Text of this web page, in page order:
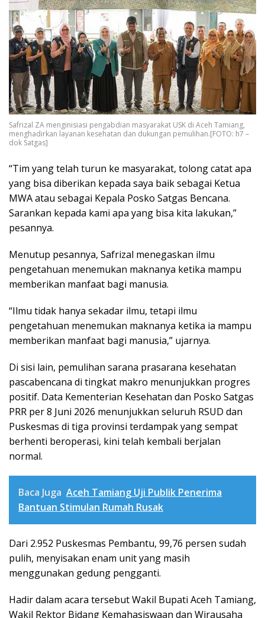
Safrizal ZA menginisiasi pengabdian masyarakat USK di Aceh Tamiang,
menghadirkan layanan kesehatan dan dukungan pemulihan.[FOTO: h7 –
dok Satgas]
“Tim yang telah turun ke masyarakat, tolong catat apa
yang bisa diberikan kepada saya baik sebagai Ketua
MWA atau sebagai Kepala Posko Satgas Bencana.
Sarankan kepada kami apa yang bisa kita lakukan,”
pesannya.
Menutup pesannya, Safrizal menegaskan ilmu
pengetahuan menemukan maknanya ketika mampu
memberikan manfaat bagi manusia.
“Ilmu tidak hanya sekadar ilmu, tetapi ilmu
pengetahuan menemukan maknanya ketika ia mampu
memberikan manfaat bagi manusia,” ujarnya.
Di sisi lain, pemulihan sarana prasarana kesehatan
pascabencana di tingkat makro menunjukkan progres
positif. Data Kementerian Kesehatan dan Posko Satgas
PRR per 8 Juni 2026 menunjukkan seluruh RSUD dan
Puskesmas di tiga provinsi terdampak yang sempat
berhenti beroperasi, kini telah kembali berjalan
normal.
Baca Juga Aceh Tamiang Uji Publik Penerima
Bantuan Stimulan Rumah Rusak
Dari 2.952 Puskesmas Pembantu, 99,76 persen sudah
pulih, menyisakan enam unit yang masih
menggunakan gedung pengganti.
Hadir dalam acara tersebut Wakil Bupati Aceh Tamiang,
Wakil Rektor Bidang Kemahasiswaan dan Wirausaha